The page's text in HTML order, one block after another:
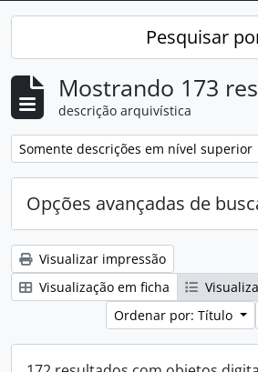
Pesquisar
Mostrando 173
descrição arquivística
Remover filtro:
Somente descrições em nível superior
Opções avançadas de
Visualizar impressão
Visualização em ficha
Ordenar por: Título